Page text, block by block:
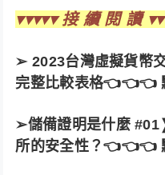
▾▾▾▾▾ 接 續 閱 讀
➢2023台灣虛擬貨幣
完整比較表格👈👈👈
➢儲備證明是什麼
所的安全性？👈👈👈